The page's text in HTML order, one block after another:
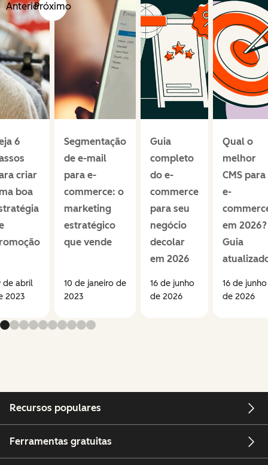
AnteriorPróximo
6
criar
boa
de abril
2023
Segmentação
de e-mail
para e-
commerce: o
marketing
estratégico
que vende
10 de janeiro de
2023
Guia
completo
do e-
commerce
para seu
negócio
decolar
em 2026
16 de junho
de 2026
Qual o
melhor
CMS para
e-
em 2026?
Guia
16 de junho
de 2026
Recursos populares
Ferramentas gratuitas